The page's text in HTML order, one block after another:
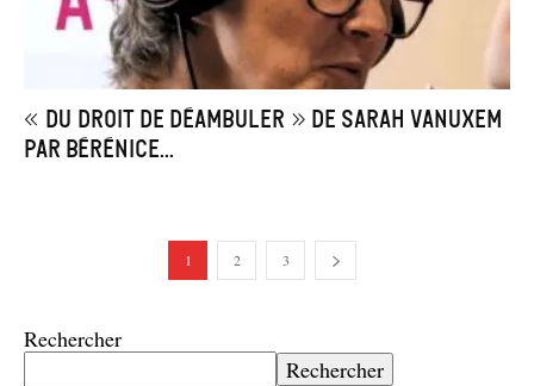
« Du droit de déambuler » de Sarah Vanuxem
par Bérénice...
1 2 3
Rechercher
Rechercher